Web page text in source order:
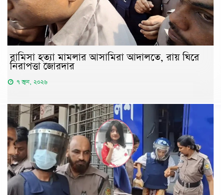
রামিসা হত্যা মামলার আসামিরা আদালতে, রায় ঘিরে
নিরাপত্তা জোরদার
৭ জুন, ২০২৬